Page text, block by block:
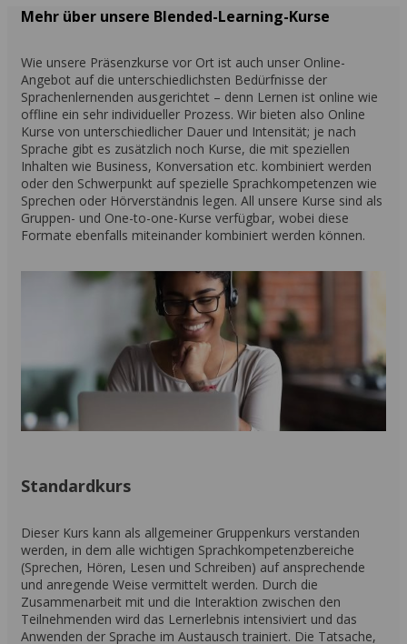
Mehr über unsere Blended-Learning-Kurse
Wie unsere Präsenzkurse vor Ort ist auch unser Online-
Angebot auf die unterschiedlichsten Bedürfnisse der
Sprachenlernenden ausgerichtet – denn Lernen ist online wie
offline ein sehr individueller Prozess. Wir bieten also Online
Kurse von unterschiedlicher Dauer und Intensität; je nach
Sprache gibt es zusätzlich noch Kurse, die mit speziellen
Inhalten wie Business, Konversation etc. kombiniert werden
oder den Schwerpunkt auf spezielle Sprachkompetenzen wie
Sprechen oder Hörverständnis legen. All unsere Kurse sind als
Gruppen- und One-to-one-Kurse verfügbar, wobei diese
Formate ebenfalls miteinander kombiniert werden können.
Standardkurs
Dieser Kurs kann als allgemeiner Gruppenkurs verstanden
werden, in dem alle wichtigen Sprachkompetenzbereiche
(Sprechen, Hören, Lesen und Schreiben) auf ansprechende
und anregende Weise vermittelt werden. Durch die
Zusammenarbeit mit und die Interaktion zwischen den
Teilnehmenden wird das Lernerlebnis intensiviert und das
Anwenden der Sprache im Austausch trainiert. Die Tatsache,